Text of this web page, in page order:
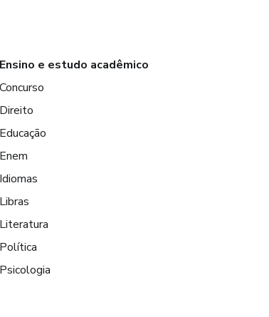
Ensino e estudo acadêmico
Concurso
Direito
Educação
Enem
Idiomas
Libras
Literatura
Política
Psicologia